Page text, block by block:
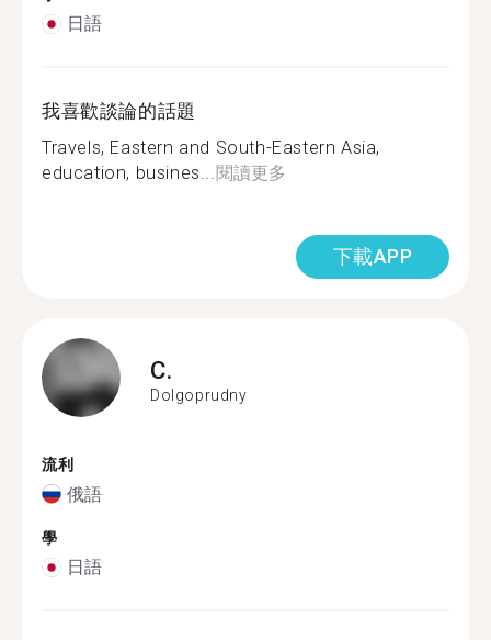
日語
我喜歡談論的話題
Travels, Eastern and South-Eastern Asia,
education, busines...閱讀更多
下載APP
C.
Dolgoprudny
流利
俄語
學
日語